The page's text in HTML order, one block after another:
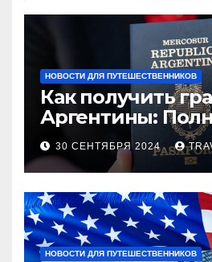
НОВОСТИ ДЛЯ ПУТЕШЕСТВЕННИКОВ
Как получить
Аргентины:
руководство
30 СЕНТЯБРЯ 2024
НОВОСТИ ДЛЯ ПУТЕШЕСТВЕННИКОВ